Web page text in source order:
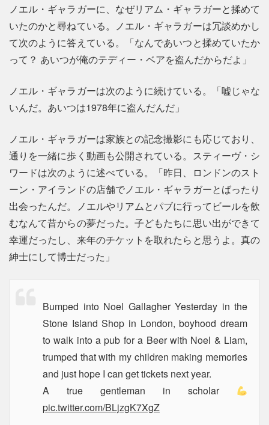
ノエル・ギャラガーに、なぜリアム・ギャラガーと揉めて
いたのかと尋ねている。ノエル・ギャラガーは冗談めかし
て次のように答えている。「なんであいつと揉めていたか
って？ あいつが俺のテディー・ベアを盗んだからだよ」
ノエル・ギャラガーは次のように続けている。「嘘じゃな
いんだ。あいつは1978年に盗んだんだ」
ノエル・ギャラガーは家族との記念撮影にも応じており、
通りを一緒に歩く動画も公開されている。スティーヴ・シ
ワードは次のように述べている。「昨日、ロンドンのスト
ーン・アイランドの店舗でノエル・ギャラガーとばったり
出会ったんだ。ノエルやリアムとパブに行ってビールを飲
むなんて昔からの夢だった。子どもたちに思い出ができて
幸運だったし、来年のチケットを取れたらと思うよ。真の
紳士にして博士だった」
Bumped into Noel Gallagher Yesterday in the
Stone Island Shop in London, boyhood dream
to walk into a pub for a Beer with Noel & Liam,
trumped that with my children making memories
and just hope I can get tickets next year.
A true gentleman in scholar
pic.twitter.com/BLjzgK7XgZ